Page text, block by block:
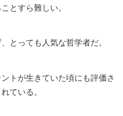
とすら難しい。
とっても人気な哲学者だ。
トが生きていた頃にも評価さ
ている。